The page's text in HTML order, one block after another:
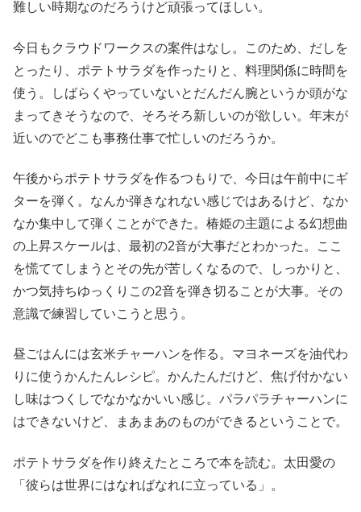
難しい時期なのだろうけど頑張ってほしい。
今日もクラウドワークスの案件はなし。このため、だしを
とったり、ポテトサラダを作ったりと、料理関係に時間を
使う。しばらくやっていないとだんだん腕というか頭がな
まってきそうなので、そろそろ新しいのが欲しい。年末が
近いのでどこも事務仕事で忙しいのだろうか。
午後からポテトサラダを作るつもりで、今日は午前中にギ
ターを弾く。なんか弾きなれない感じではあるけど、なか
なか集中して弾くことができた。椿姫の主題による幻想曲
の上昇スケールは、最初の2音が大事だとわかった。ここ
を慌ててしまうとその先が苦しくなるので、しっかりと、
かつ気持ちゆっくりこの2音を弾き切ることが大事。その
意識で練習していこうと思う。
昼ごはんには玄米チャーハンを作る。マヨネーズを油代わ
りに使うかんたんレシピ。かんたんだけど、焦げ付かない
し味はつくしでなかなかいい感じ。パラパラチャーハンに
はできないけど、まあまあのものができるということで。
ポテトサラダを作り終えたところで本を読む。太田愛の
「彼らは世界にはなればなれに立っている」。